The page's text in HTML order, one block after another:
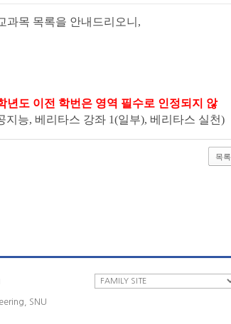
과목 목록을 안내드리오니,
년도 이전 학번은 영역 필수로 인정되지 않
능, 베리타스 강좌 1(일부), 베리타스 실천)
목록
SNU